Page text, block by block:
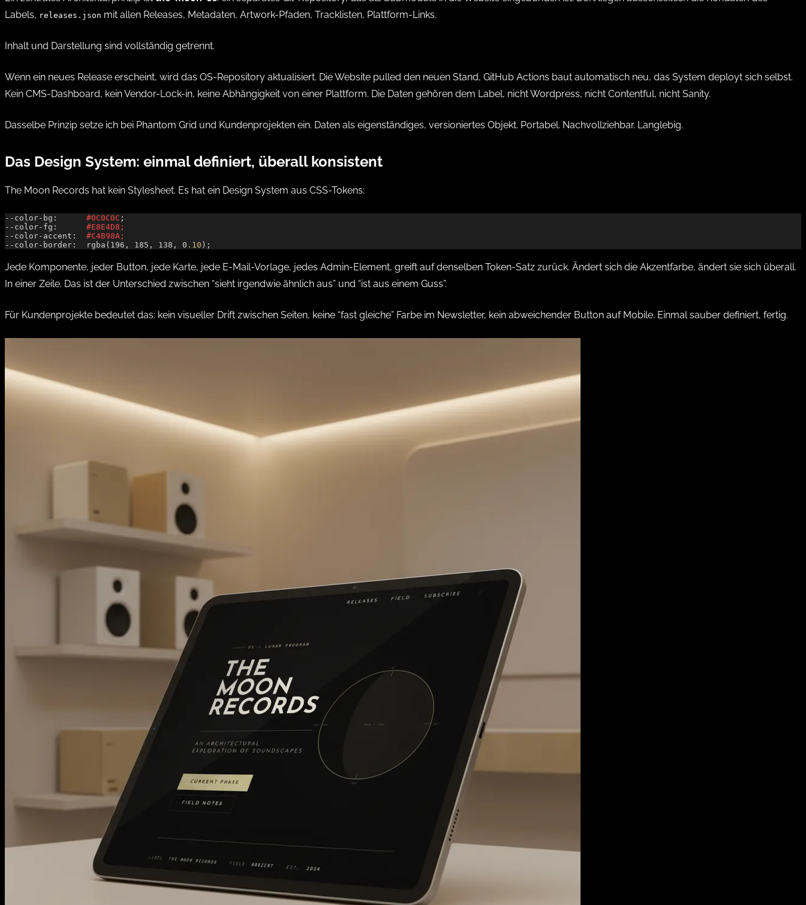
Labels, releases.json mit allen Releases, Metadaten, Artwork-Pfaden, Tracklisten, Plattform-Links.
Inhalt und Darstellung sind vollständig getrennt.
Wenn ein neues Release erscheint, wird das OS-Repository aktualisiert. Die Website pulled den neuen Stand, GitHub Actions baut automatisch neu, das System deployt sich selbst.
Kein CMS-Dashboard, kein Vendor-Lock-in, keine Abhängigkeit von einer Plattform. Die Daten gehören dem Label, nicht Wordpress, nicht Contentful, nicht Sanity.
Dasselbe Prinzip setze ich bei Phantom Grid und Kundenprojekten ein. Daten als eigenständiges, versioniertes Objekt. Portabel. Nachvollziehbar. Langlebig.
Das Design System: einmal definiert, überall konsistent
The Moon Records hat kein Stylesheet. Es hat ein Design System aus CSS-Tokens:
--color-bg: #0C0C0C ;
--color-fg: #E8E4D8;
--color-accent: #C4B98A;
--color-border:  rgba(196, 185, 138, 0 .10 );
Jede Komponente, jeder Button, jede Karte, jede E-Mail-Vorlage, jedes Admin-Element, greift auf denselben Token-Satz zurück. Ändert sich die Akzentfarbe, ändert sie sich überall.
In einer Zeile. Das ist der Unterschied zwischen “sieht irgendwie ähnlich aus” und “ist aus einem Guss”.
Für Kundenprojekte bedeutet das: kein visueller Drift zwischen Seiten, keine “fast gleiche” Farbe im Newsletter, kein abweichender Button auf Mobile. Einmal sauber definiert, fertig.